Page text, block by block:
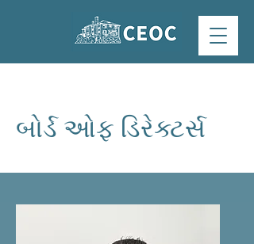
બોર્ડ ઓફ ડિરેક્ટર્સ